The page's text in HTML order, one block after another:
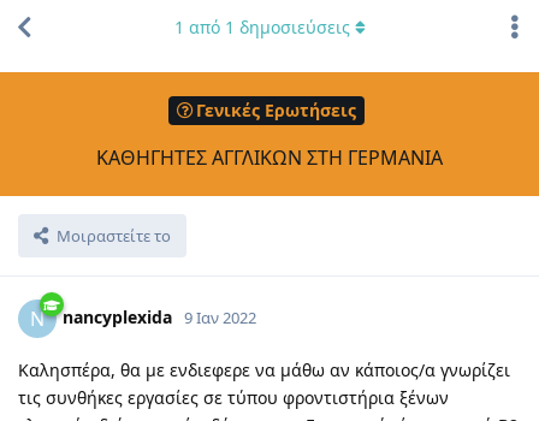
Γενικές Ερωτήσεις
ΚΑΘΗΓΗΤΕΣ ΑΓΓΛΙΚΩΝ ΣΤΗ ΓΕΡΜΑΝΙΑ
Μοιραστείτε το
1 από 1 δημοσιεύσεις
N nancyplexida 9 Ιαν 2022
Καλησπέρα, θα με ενδιεφερε να μάθω αν κάποιος/α γνωρίζει
τις συνθήκες εργασίες σε τύπου φροντιστήρια ξένων